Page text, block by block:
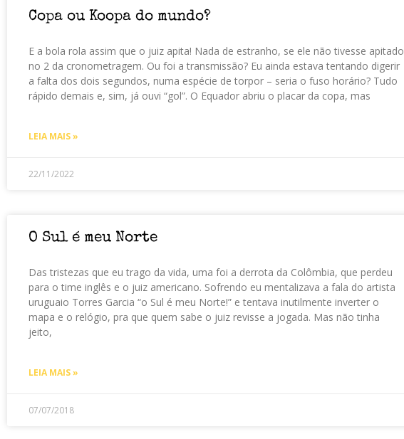
Copa ou Koopa do mundo?
E a bola rola assim que o juiz apita! Nada de estranho, se ele não tivesse apitado
no 2 da cronometragem. Ou foi a transmissão? Eu ainda estava tentando digerir
a falta dos dois segundos, numa espécie de torpor – seria o fuso horário? Tudo
rápido demais e, sim, já ouvi “gol”. O Equador abriu o placar da copa, mas
LEIA MAIS »
22/11/2022
O Sul é meu Norte
Das tristezas que eu trago da vida, uma foi a derrota da Colômbia, que perdeu
para o time inglês e o juiz americano. Sofrendo eu mentalizava a fala do artista
uruguaio Torres Garcia “o Sul é meu Norte!” e tentava inutilmente inverter o
mapa e o relógio, pra que quem sabe o juiz revisse a jogada. Mas não tinha
jeito,
LEIA MAIS »
07/07/2018